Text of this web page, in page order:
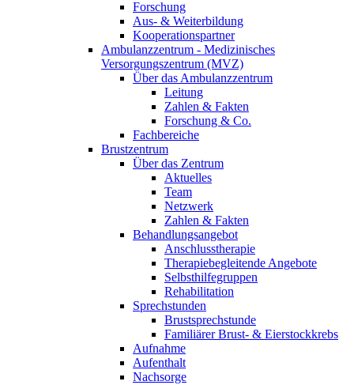
Forschung
Aus- & Weiterbildung
Kooperationspartner
Ambulanzzentrum - Medizinisches
Versorgungszentrum (MVZ)
Über das Ambulanzzentrum
Leitung
Zahlen & Fakten
Forschung & Co.
Fachbereiche
Brustzentrum
Über das Zentrum
Aktuelles
Team
Netzwerk
Zahlen & Fakten
Behandlungsangebot
Anschlusstherapie
Therapiebegleitende Angebote
Selbsthilfegruppen
Rehabilitation
Sprechstunden
Brustsprechstunde
Familiärer Brust- & Eierstockkrebs
Aufnahme
Aufenthalt
Nachsorge